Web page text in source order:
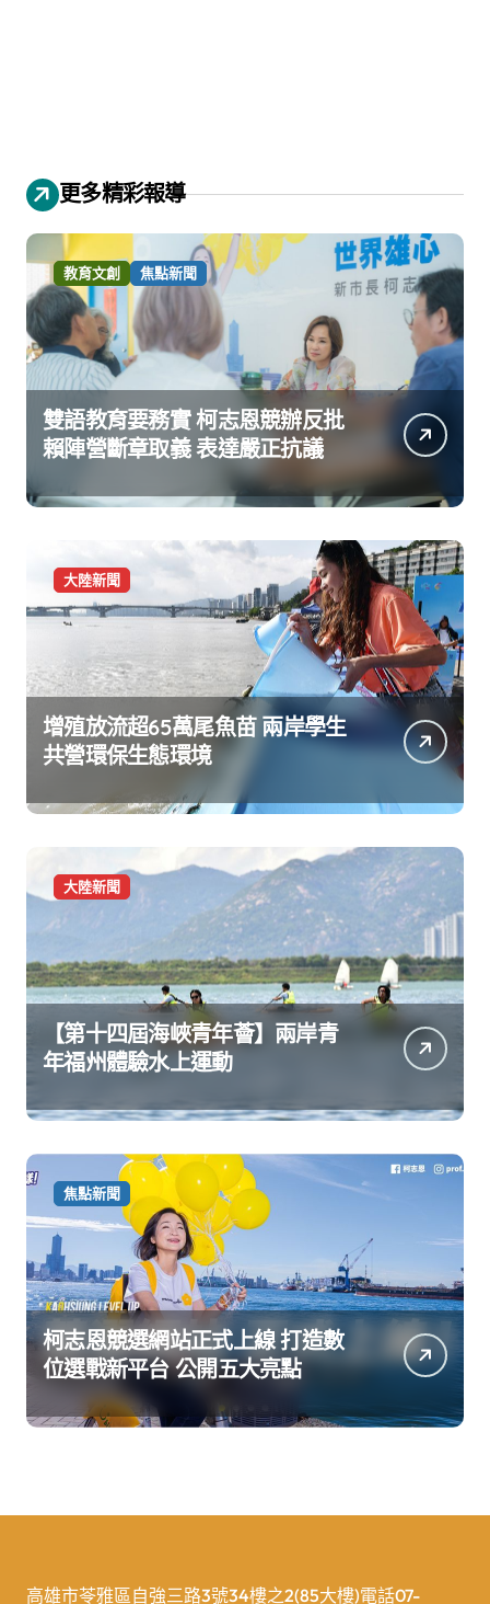
更多精彩報導
教育文創 焦點新聞
雙語教育要務實 柯志恩競辦反批
賴陣營斷章取義 表達嚴正抗議
大陸新聞
增殖放流超65萬尾魚苗 兩岸學生
共營環保生態環境
大陸新聞
【第十四屆海峽青年薈】兩岸青
年福州體驗水上運動
焦點新聞
柯志恩競選網站正式上線 打造數
位選戰新平台 公開五大亮點
高雄市苓雅區自強三路3號34樓之2(85大樓)電話07-